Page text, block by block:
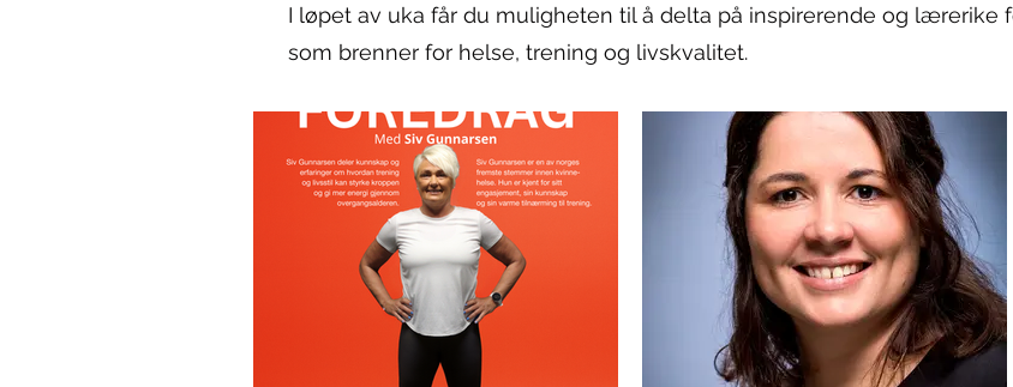
I løpet av uka får du muligheten til å delta på inspirerende og lærerike
som brenner for helse, trening og livskvalitet.